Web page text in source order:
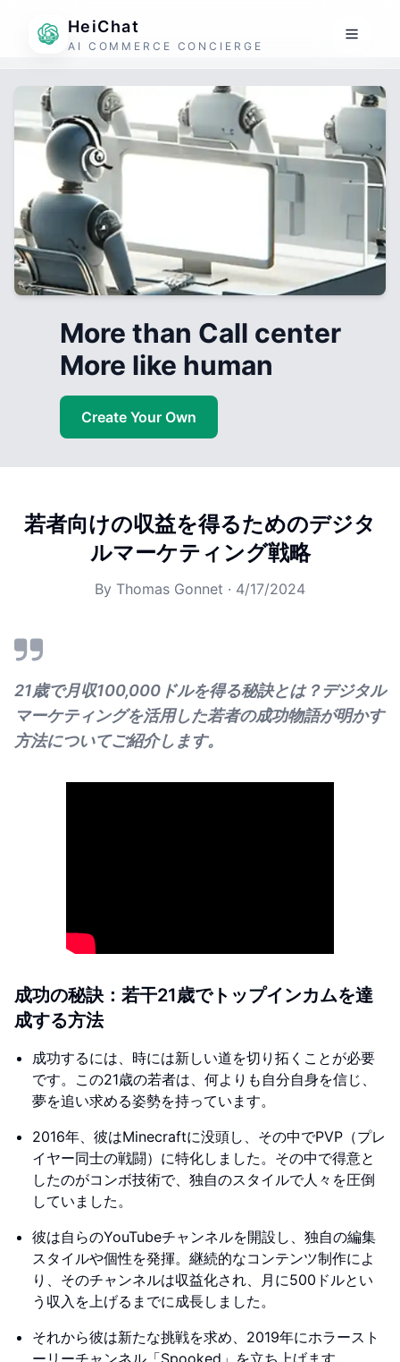
HeiChat
AI COMMERCE CONCIERGE
More than Call center
More like human
Create Your Own
若者向けの収益を得るためのデジタ
ルマーケティング戦略
By Thomas Gonnet · 4/17/2024
21歳で月収100,000ドルを得る秘訣とは？デジタル
マーケティングを活用した若者の成功物語が明かす
方法についてご紹介します。
成功の秘訣：若干21歳でトップインカムを達
成する方法
成功するには、時には新しい道を切り拓くことが必要
です。この21歳の若者は、何よりも自分自身を信じ、
夢を追い求める姿勢を持っています。
2016年、彼はMinecraftに没頭し、その中でPVP（プレ
イヤー同士の戦闘）に特化しました。その中で得意と
したのがコンボ技術で、独自のスタイルで人々を圧倒
していました。
彼は自らのYouTubeチャンネルを開設し、独自の編集
スタイルや個性を発揮。継続的なコンテンツ制作によ
り、そのチャンネルは収益化され、月に500ドルとい
う収入を上げるまでに成長しました。
それから彼は新たな挑戦を求め、2019年にホラースト
ーリーチャンネル「Spooked」を立ち上げます。